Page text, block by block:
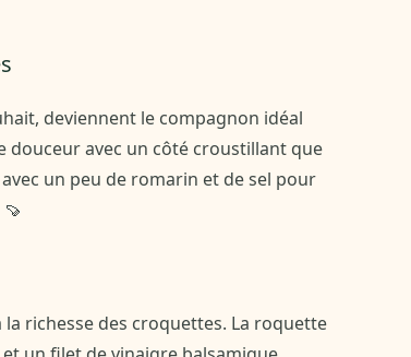
deviennent le compagnon idéal
douceur avec un côté croustillant que
un peu de romarin et de sel pour
richesse des croquettes. La roquette